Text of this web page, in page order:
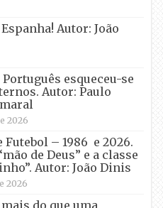
Autor: João
esqueceu-se
Autor: Paulo
2026
– 1986 e 2026.
de Deus” e a classe
Autor: João Dinis
2026